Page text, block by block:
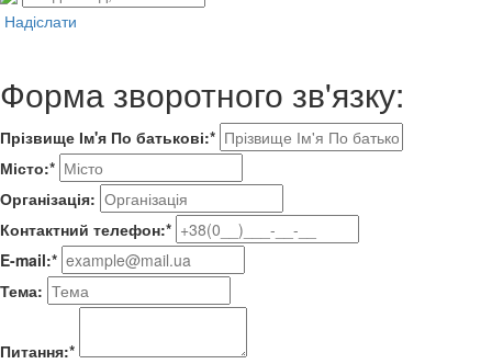
Надіслати
Форма зворотного зв'язку:
Прізвище Ім'я По батькові:*
Місто:*
Організація:
Контактний телефон:*
E-mail:*
Тема:
Питання:*